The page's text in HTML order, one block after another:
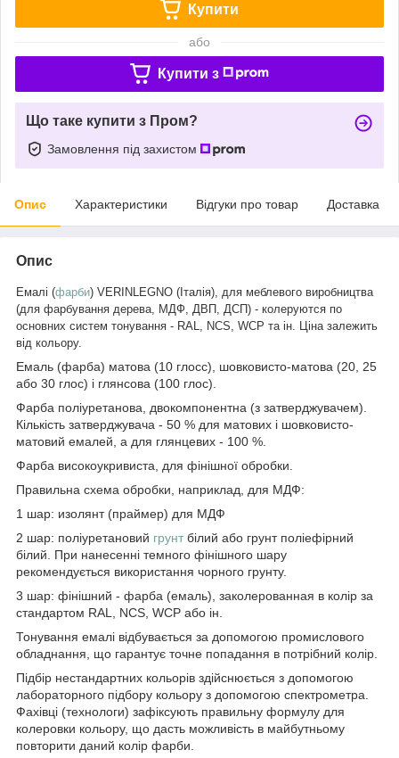
Купити
або
Купити з
Що таке купити з Пром?
Замовлення під захистом
Опис Характеристики Відгуки про товар Доставка
Опис
Емалі (фарби) VERINLEGNO (Італія), для меблевого виробництва
(для фарбування дерева, МДФ, ДВП, ДСП) - колеруются по
основних систем тонування - RAL, NCS, WCP та ін. Ціна залежить
від кольору.
Емаль (фарба) матова (10 глосс), шовковисто-матова (20, 25
або 30 глос) і глянсова (100 глос).
Фарба поліуретанова, двокомпонентна (з затверджувачем).
Кількість затверджувача - 50 % для матових і шовковисто-
матовий емалей, а для глянцевих - 100 %.
Фарба високоукривиста, для фінішної обробки.
Правильна схема обробки, наприклад, для МДФ:
1 шар: изолянт (праймер) для МДФ
2 шар: поліуретановий грунт білий або грунт поліефірний
білий. При нанесенні темного фінішного шару
рекомендується використання чорного грунту.
3 шар: фінішний - фарба (емаль), заколерованная в колір за
стандартом RAL, NCS, WCP або ін.
Тонування емалі відбувається за допомогою промислового
обладнання, що гарантує точне попадання в потрібний колір.
Підбір нестандартних кольорів здійснюється з допомогою
лабораторного підбору кольору з допомогою спектрометра.
Фахівці (технологи) зафіксують правильну формулу для
колеровки кольору, що дасть можливість в майбутньому
повторити даний колір фарби.